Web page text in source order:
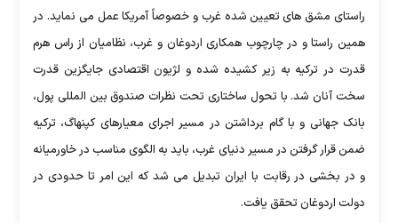
راستای مشق های تعیین شده غرب و خصوصاً آمریکا عمل می نماید. در
همین راستا و در چارچوب همکاری اردوغان و غرب، نظامیان از راس هرم
قدرت در ترکیه به زیر کشیده شده و لژیون اقتصادی جایگزین قدرت
سخت آنان شد. با تحول ساختاری تحت نظرات صندوق بین المللی پول،
بانک جهانی و با گام برداشتن در مسیر اجرای معیارهای کپنهاگ، ترکیه
ضمن قرار گرفتن در مسیر دنیای غرب، باید به الگوی مناسب در خاورمیانه
و در بخشی در رقابت با ایران تبدیل می شد که این امر تا حدودی در
دولت اردوغان تحقق یافت.